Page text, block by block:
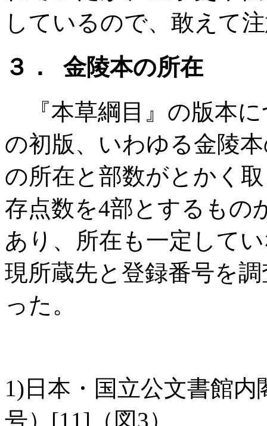
しているので、敢えて
３． 金陵本の所在
『本草綱目』の版本に
の初版、いわゆる金陵
の所在と部数がとかく
存点数を4部とするもの
あり、所在も一定して
現所蔵先と登録番号を
った。
1)日本・国立公文書館内
号）[11]（図3）